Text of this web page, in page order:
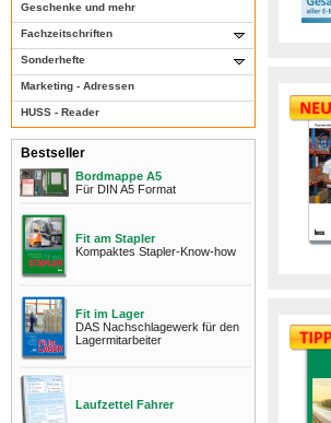
Geschenke und mehr
Fachzeitschriften
Sonderhefte
Marketing - Adressen
HUSS - Reader
Bestseller
Bordmappe A5
Für DIN A5 Format
Fit am Stapler
Kompaktes Stapler-Know-how
Fit im Lager
DAS Nachschlagewerk für den
Lagermitarbeiter
Laufzettel Fahrer